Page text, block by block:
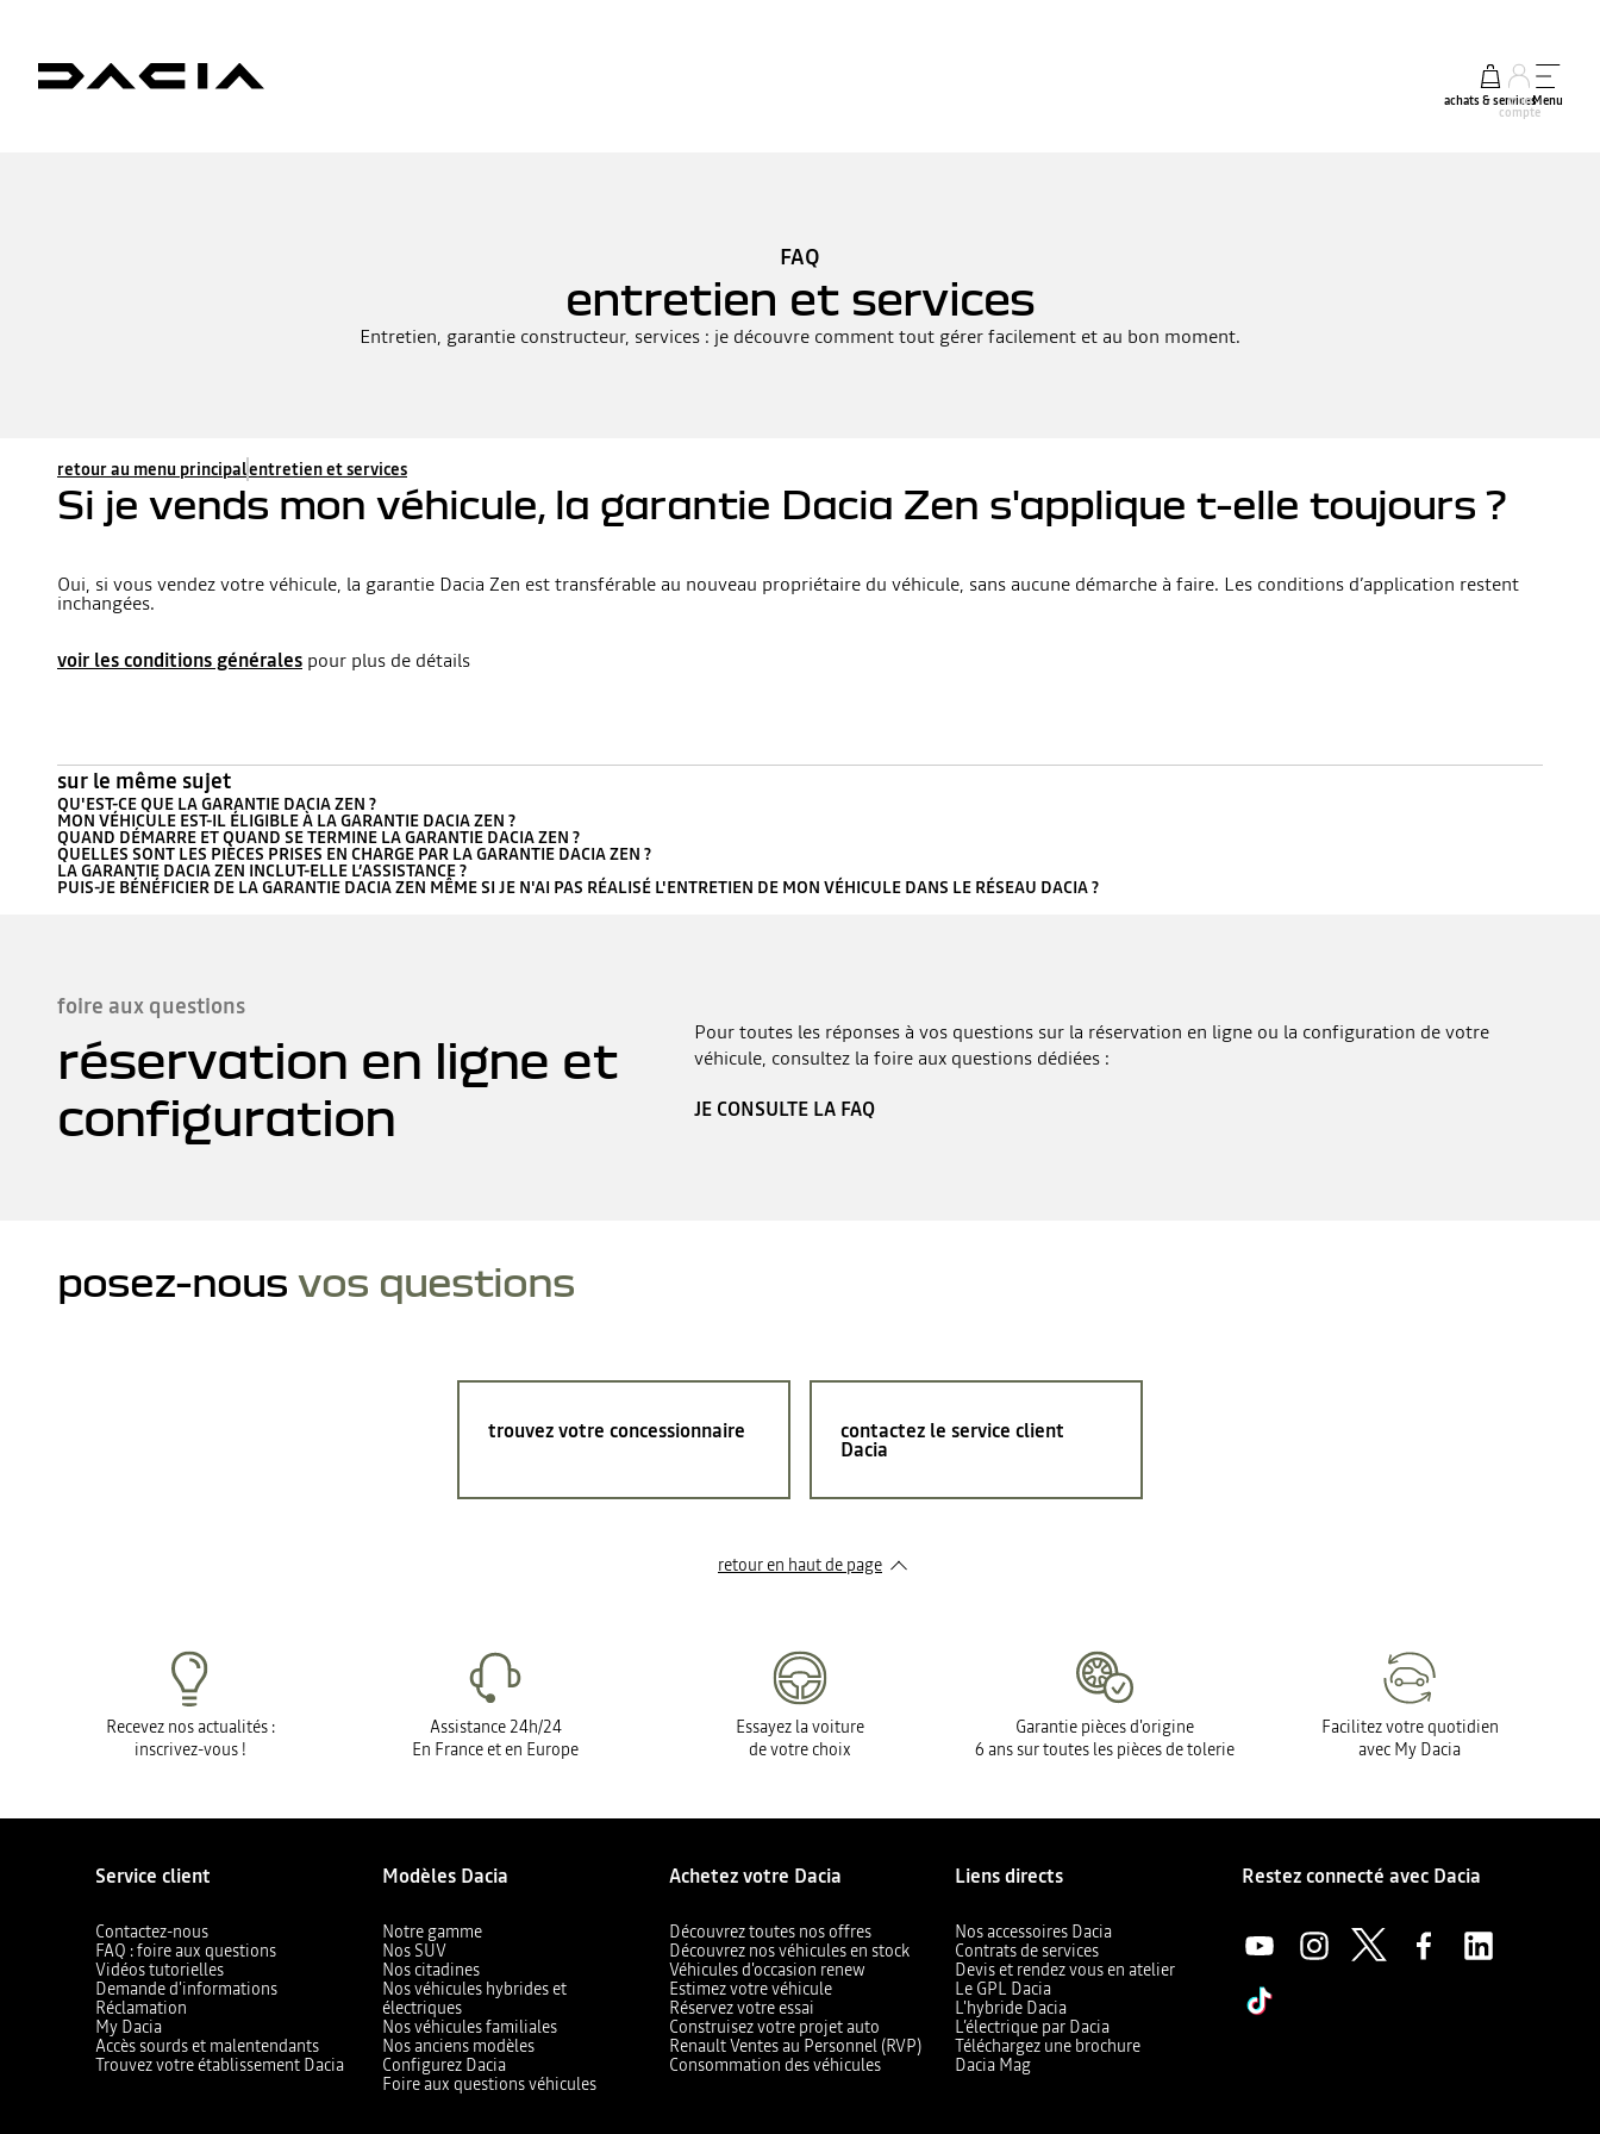
achats & services
mon
compte
Menu
FAQ
entretien et services
Entretien, garantie constructeur, services : je découvre comment tout gérer facilement et au bon moment.
retour au menu principalentretien et services
Si je vends mon véhicule, la garantie Dacia Zen s'applique t-elle toujours ?
Oui, si vous vendez votre véhicule, la garantie Dacia Zen est transférable au nouveau propriétaire du véhicule, sans aucune démarche à faire. Les conditions d’application restent
inchangées.
voir les conditions générales pour plus de détails
sur le même sujet
QU'EST-CE QUE LA GARANTIE DACIA ZEN ?
MON VÉHICULE EST-IL ÉLIGIBLE À LA GARANTIE DACIA ZEN ?
QUAND DÉMARRE ET QUAND SE TERMINE LA GARANTIE DACIA ZEN ?
QUELLES SONT LES PIÈCES PRISES EN CHARGE PAR LA GARANTIE DACIA ZEN ?
LA GARANTIE DACIA ZEN INCLUT-ELLE L’ASSISTANCE ?
PUIS-JE BÉNÉFICIER DE LA GARANTIE DACIA ZEN MÊME SI JE N'AI PAS RÉALISÉ L'ENTRETIEN DE MON VÉHICULE DANS LE RÉSEAU DACIA ?
foire aux questions
réservation en ligne et
configuration
Pour toutes les réponses à vos questions sur la réservation en ligne ou la configuration de votre
véhicule, consultez la foire aux questions dédiées :
JE CONSULTE LA FAQ
posez-nous vos questions
trouvez votre concessionnaire contactez le service client
Dacia
retour en haut de page​
Recevez nos actualités :
inscrivez-vous !
Assistance 24h/24
En France et en Europe
Essayez la voiture
de votre choix
Garantie pièces d'origine
6 ans sur toutes les pièces de tolerie
Facilitez votre quotidien
avec My Dacia
Service client
Contactez-nous
FAQ : foire aux questions
Vidéos tutorielles
Demande d'informations
Réclamation
My Dacia
Accès sourds et malentendants
Trouvez votre établissement Dacia
Modèles Dacia
Notre gamme
Nos SUV
Nos citadines
Nos véhicules hybrides et
électriques
Nos véhicules familiales
Nos anciens modèles
Configurez Dacia
Foire aux questions véhicules
Achetez votre Dacia
Découvrez toutes nos offres
Découvrez nos véhicules en stock
Véhicules d'occasion renew
Estimez votre véhicule
Réservez votre essai
Construisez votre projet auto
Renault Ventes au Personnel (RVP)
Consommation des véhicules
Liens directs
Nos accessoires Dacia
Contrats de services
Devis et rendez vous en atelier
Le GPL Dacia
L'hybride Dacia
L’électrique par Dacia
Téléchargez une brochure
Dacia Mag
Restez connecté avec Dacia